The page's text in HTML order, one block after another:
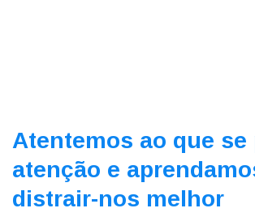
Atentemos ao que se
atenção e
distrair-nos melhor